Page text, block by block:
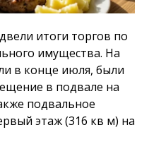
итоги торгов по
имущества. На
в конце июля, были
в подвале на
подвальное
этаж (316 кв м) на